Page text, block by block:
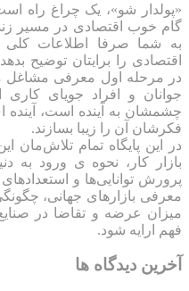
«پولدار شو»، یک چراغ راه
گام خوب اقتصادی در مسیر
به شما صرفا اطلاعات کلی
اقتصادی را برایتان توضیح
در مرحله اول معرفی مشاغل
جوانان و افراد جویای
چشمشان به آینده است، آینده
فکرشان آن را زیبا بسازند.
در این پایگاه تمام تلاش‌مان
بازار کار، نحوه ی ورود به
پرورش توانایی‌ها و
معرفی بازارهای جهانی،
میزان عرضه و تقاضا در
فهم ارایه شود.
آخرین دیدگاه ها